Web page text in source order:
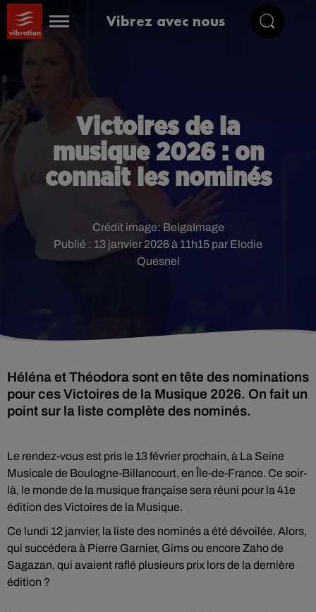
Vibrez avec nous
Victoires de la
musique 2026 : on
connait les nominés
Publié : 13 janvier 2026 à 11h15 par Elodie
Quesnel
Crédit image: BelgaImage
Héléna et Théodora sont en tête des nominations
pour ces Victoires de la Musique 2026. On fait un
point sur la liste complète des nominés.
Le rendez-vous est pris le 13 février prochain, à La Seine
Musicale de Boulogne-Billancourt, en Île-de-France. Ce soir-
là, le monde de la musique française sera réuni pour la 41e
édition des Victoires de la Musique.
Ce lundi 12 janvier, la liste des nominés a été dévoilée. Alors,
qui succédera à Pierre Garnier, Gims ou encore Zaho de
Sagazan, qui avaient raflé plusieurs prix lors de la dernière
édition ?